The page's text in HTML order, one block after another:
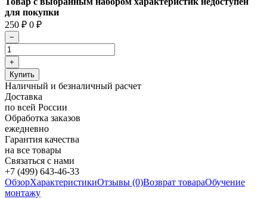
для покупки
250 ₽ 0 ₽
Наличный и безналичный расчет
Доставка
по всей России
Обработка заказов
ежедневно
Гарантия качества
на все товары
Связаться с нами
+7 (499) 643-46-33
ОбзорХарактеристикиОтзывы (0)Возврат товараОбучение
монтажу